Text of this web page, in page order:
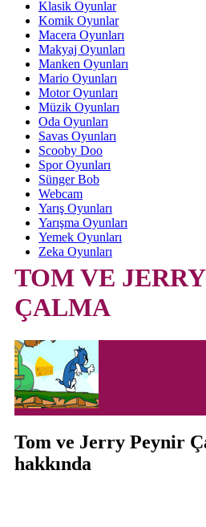
Klasik Oyunlar
Komik Oyunlar
Macera Oyunları
Makyaj Oyunları
Manken Oyunları
Mario Oyunları
Motor Oyunları
Müzik Oyunları
Oda Oyunları
Savas Oyunları
Scooby Doo
Spor Oyunları
Sünger Bob
Webcam
Yarış Oyunları
Yarışma Oyunları
Yemek Oyunları
Zeka Oyunları
TOM VE
ÇALMA
Tom ve Jerry Peynir
hakkında